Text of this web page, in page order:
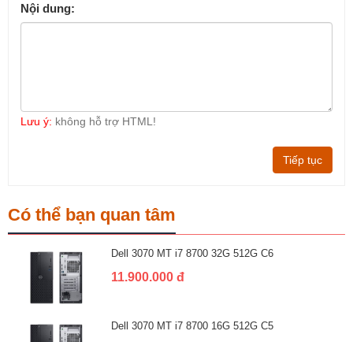
Nội dung:
Lưu ý: không hỗ trợ HTML!
Tiếp tục
Có thể bạn quan tâm
Dell 3070 MT i7 8700 32G 512G C6
11.900.000 đ
Dell 3070 MT i7 8700 16G 512G C5